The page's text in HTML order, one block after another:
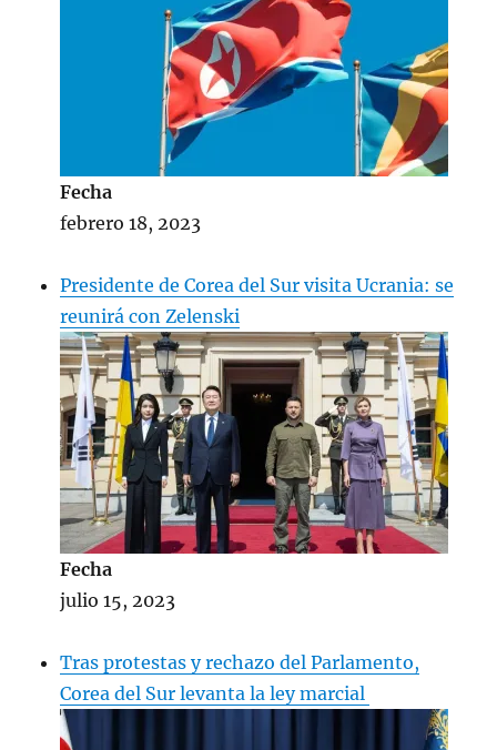
Fecha
febrero 18, 2023
Presidente de Corea del Sur visita Ucrania: se
reunirá con Zelenski
Fecha
julio 15, 2023
Tras protestas y rechazo del Parlamento,
Corea del Sur levanta la ley marcial